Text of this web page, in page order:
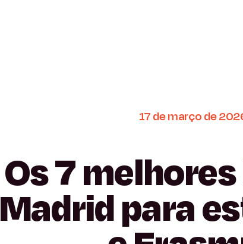
17demarçode
Os7melhores
Madridpara